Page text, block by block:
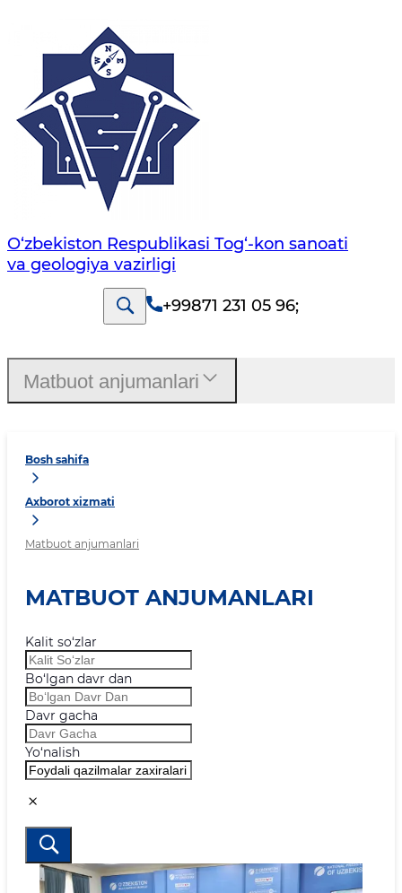
O‘zbekiston Respublikasi Tog‘-kon sanoati
va geologiya vazirligi
+99871 231 05 96;
Bosh sahifa
Axborot xizmati
Matbuot anjumanlari
MATBUOT ANJUMANLARI
Kalit so‘zlar
Bo‘lgan davr dan
Davr gacha
Yo‘nalish
Matbuot anjumanlari